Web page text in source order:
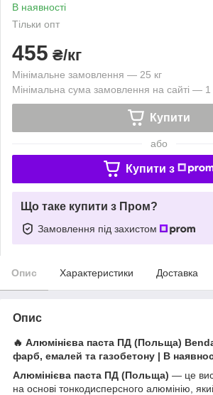
В наявності
Тільки опт
455 ₴/кг
Мінімальне замовлення — 25 кг
Мінімальна сума замовлення на сайті —
Купити
або
Купити з
Що таке купити з Пром?
Замовлення під захистом
Опис Характеристики Доставка
Опис
🔥 Алюмінієва паста ПД (Польща)
фарб, емалей та газобетону | В
Алюмінієва паста ПД (Польща) — це
на основі тонкодисперсного алюмінію,